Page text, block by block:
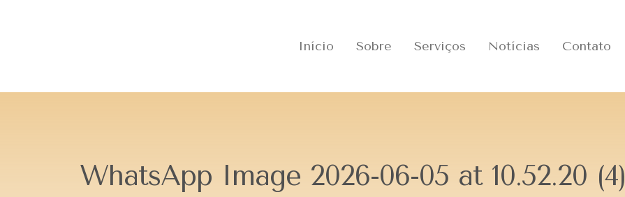
Início Sobre Serviços Notícias Contato
WhatsApp Image 2026-06-05 at 10.52.20 (4)